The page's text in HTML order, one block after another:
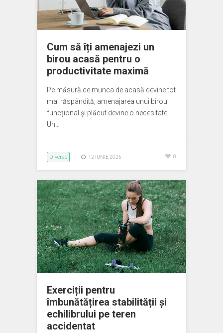
Cum să îți amenajezi un
birou acasă pentru o
productivitate maximă
Pe măsură ce munca de acasă devine tot
mai răspândită, amenajarea unui birou
funcțional și plăcut devine o necesitate.
Un…
Diverse 12 IUNIE 2025 0
Exerciții pentru
îmbunătățirea stabilității și
echilibrului pe teren
accidentat